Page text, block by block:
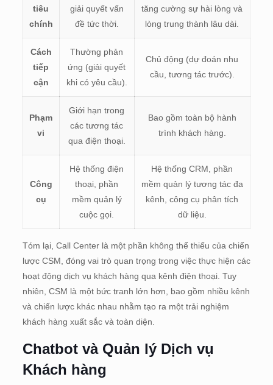
tiêu
chính
giải quyết vấn
đề tức thời.
tăng cường sự hài lòng và
lòng trung thành lâu dài.
Cách
tiếp
cận
Thường phản
ứng (giải quyết
khi có yêu cầu).
Chủ động (dự đoán nhu
cầu, tương tác trước).
Phạm
vi
Giới hạn trong
các tương tác
qua điện thoại.
Bao gồm toàn bộ hành
trình khách hàng.
Công
cụ
Hệ thống điện
thoại, phần
mềm quản lý
cuộc gọi.
Hệ thống CRM, phần
mềm quản lý tương tác đa
kênh, công cụ phân tích
dữ liệu.
Tóm lại, Call Center là một phần không thể thiếu của chiến
lược CSM, đóng vai trò quan trọng trong việc thực hiện các
hoạt động dịch vụ khách hàng qua kênh điện thoại. Tuy
nhiên, CSM là một bức tranh lớn hơn, bao gồm nhiều kênh
và chiến lược khác nhau nhằm tạo ra một trải nghiệm
khách hàng xuất sắc và toàn diện.
Chatbot và Quản lý Dịch vụ
Khách hàng